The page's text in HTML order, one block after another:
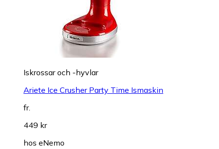
Iskrossar och -hyvlar
Ariete Ice Crusher Party Time Ismaskin
fr.
449 kr
hos eNemo